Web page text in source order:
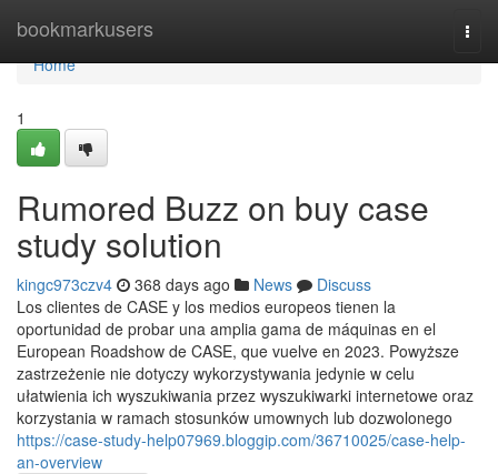
bookmarkusers
Home
Home
1
Rumored Buzz on buy case
study solution
kingc973czv4 368 days ago News
Discuss
Los clientes de CASE y los medios europeos tienen la
oportunidad de probar una amplia gama de máquinas en el
European Roadshow de CASE, que vuelve en 2023. Powyższe
zastrzeżenie nie dotyczy wykorzystywania jedynie w celu
ułatwienia ich wyszukiwania przez wyszukiwarki internetowe oraz
korzystania w ramach stosunków umownych lub dozwolonego
https://case-study-help07969.bloggip.com/36710025/case-help-
an-overview